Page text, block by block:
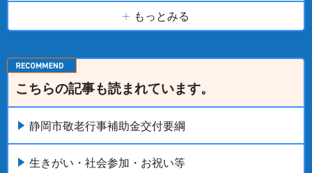
もっとみる
こちらの記事も読まれています。
静岡市敬老行事補助金交付要綱
生きがい・社会参加・お祝い等